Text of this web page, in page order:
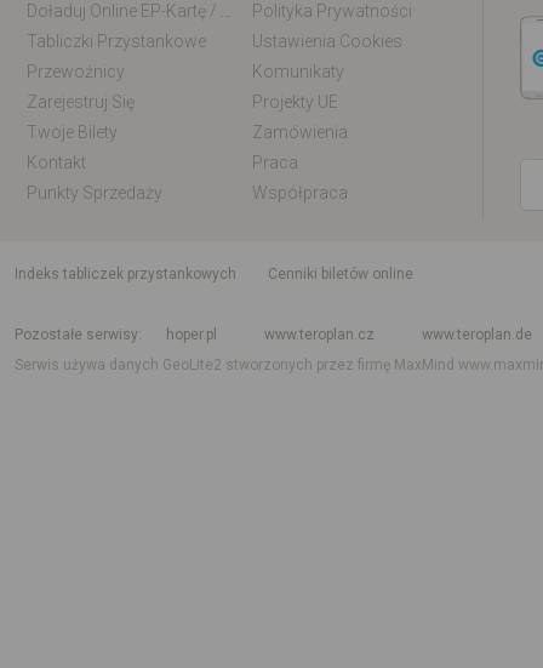
Polityka Prywatności
Tabliczki Przystankowe
Ustawienia Cookies
Przewoźnicy
Komunikaty
Zarejestruj Się
Projekty UE
Twoje Bilety
Zamówienia
Kontakt
Praca
Punkty Sprzedaży
Współpraca
indeks tabliczek przystankowych
Cenniki biletów online
Pozostałe serwisy
hoper.pl www.teroplan.cz
www.teroplan.de
Serwis używa danych GeoLite2 stworzonych przez firmę MaxMind